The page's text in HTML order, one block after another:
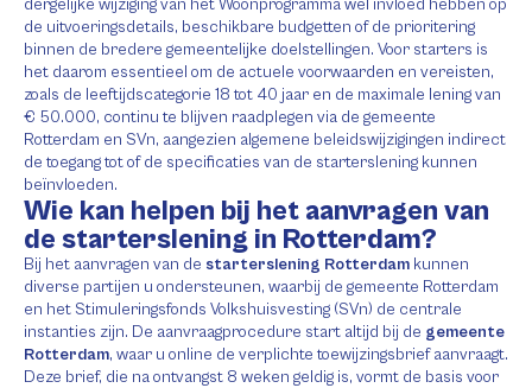
dergelijke wijziging van het Woonprogramma wel invloed hebben op
de uitvoeringsdetails, beschikbare budgetten of de prioritering
binnen de bredere gemeentelijke doelstellingen. Voor starters is
het daarom essentieel om de actuele voorwaarden en vereisten,
zoals de leeftijdscategorie 18 tot 40 jaar en de maximale lening van
€ 50.000, continu te blijven raadplegen via de gemeente
Rotterdam en SVn, aangezien algemene beleidswijzigingen indirect
de toegang tot of de specificaties van de starterslening kunnen
beïnvloeden.
Wie kan helpen bij het aanvragen van
de starterslening in Rotterdam?
Bij het aanvragen van de starterslening Rotterdam kunnen
diverse partijen u ondersteunen, waarbij de gemeente Rotterdam
en het Stimuleringsfonds Volkshuisvesting (SVn) de centrale
instanties zijn. De aanvraagprocedure start altijd bij de gemeente
Rotterdam, waar u online de verplichte toewijzingsbrief aanvraagt.
Deze brief, die na ontvangst 8 weken geldig is, vormt de basis voor